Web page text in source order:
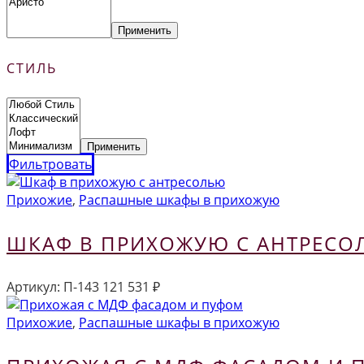
Применить
СТИЛЬ
Применить
Фильтровать
Прихожие, Распашные шкафы в прихожую
ШКАФ В ПРИХОЖУЮ С
Артикул: П-143 121 531 ₽
Прихожие, Распашные шкафы в прихожую